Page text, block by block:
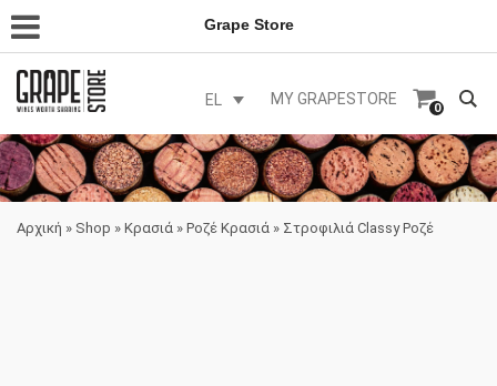
Grape Store
EL MY GRAPESTORE
0
Αρχική » Shop » Κρασιά » Ροζέ Κρασιά » Στροφιλιά Classy Ροζέ